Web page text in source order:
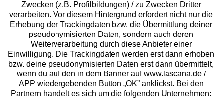
Beratung
Über uns
Rechtliches
Zwecken (z.B. Profilbildungen) / zu Zwecken Dritter
verarbeiten. Vor diesem Hintergrund erfordert nicht nur die
Erhebung der Trackingdaten bzw. die Übermittlung deiner
pseudonymisierten Daten, sondern auch deren
Weiterverarbeitung durch diese Anbieter einer
Einwilligung. Die Trackingdaten werden erst dann erhoben
bzw. deine pseudonymisierten Daten erst dann übermittelt,
wenn du auf den in dem Banner auf www.lascana.de /
APP wiedergebenden Button „OK” anklickst. Bei den
Partnern handelt es sich um die folgenden Unternehmen: